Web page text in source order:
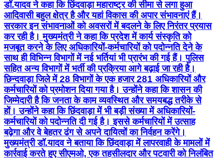
डॉ.यादव ने कहा कि छिंदवाड़ा महाराष्ट्र की सीमा से लगा हुआ
आदिवासी बहुल क्षेत्र है और यहां विकास की अपार संभावनाएं हैं।
सरकार इन संभावनाओं को अवसरों में बदलने के लिए निरंतर प्रयास
कर रही है। मुख्यमंत्री ने कहा कि प्रदेश में कार्य संस्कृति को
मजबूत करने के लिए अधिकारियों-कर्मचारियों को पदोन्नति देने के
साथ ही विभिन्न विभागों में नई भर्तियां भी प्रारंभ की गई हैं। पुलिस
सहित अन्य विभागों में भर्ती की प्रक्रिया आगे बढ़ाई जा रही है।
छिन्दवाड़ा जिले में 28 विभागों के एक हजार 281 अधिकारियों और
कर्मचारियों को प्रमोशन दिया गया है। उन्होंने कहा कि शासन की
जिम्मेदारी है कि जनता के काम व्यवस्थित और समयबद्ध तरीके से
हों। उन्होंने कहा कि छिंदवाड़ा में भी बड़ी संख्या में अधिकारियों-
कर्मचारियों को पदोन्नति दी गई है। इससे कर्मचारियों में उत्साह
बढ़ेगा और वे बेहतर ढंग से अपने दायित्वों का निर्वहन करेंगे।
मुख्यमंत्री डॉ.यादव ने बताया कि छिंदवाड़ा में लापरवाही के मामलों में
कार्रवाई करते हुए सीएमओ, एक तहसीलदार और पटवारी को निलंबित